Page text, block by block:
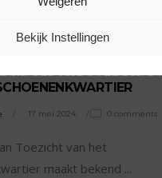
Bekijk Instellingen
DIRECTEUR-
17 mei 2024 0 comments
Toezicht van het
maakt bekend